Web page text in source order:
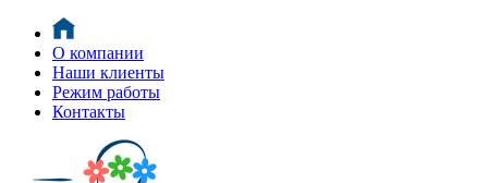
О компании
Наши клиенты
Режим работы
Контакты